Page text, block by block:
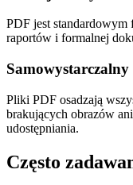
PDF jest standardowym
raportów i formalnej
Samowystarczalny
Pliki PDF osadzają
brakujących obrazów
udostępniania.
Często